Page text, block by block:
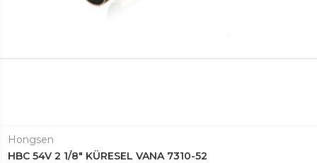
Hongsen
HBC 54V 2 1/8" KÜRESEL VANA 7310-52